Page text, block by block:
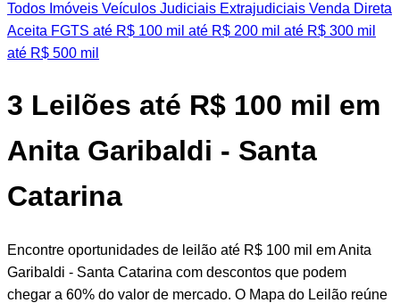
Todos Imóveis Veículos Judiciais Extrajudiciais Venda Direta
Aceita FGTS até R$ 100 mil até R$ 200 mil até R$ 300 mil
até R$ 500 mil
3 Leilões até R$ 100 mil em
Anita Garibaldi - Santa
Catarina
Encontre oportunidades de leilão até R$ 100 mil em Anita
Garibaldi - Santa Catarina com descontos que podem
chegar a 60% do valor de mercado. O Mapa do Leilão reúne